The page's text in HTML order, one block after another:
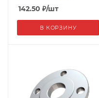
142.50 ₽/шт
В КОРЗИНУ